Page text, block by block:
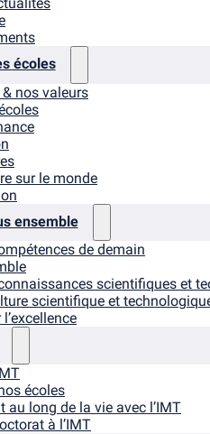
écoles
nos valeurs
sur le monde
ensemble
de demain
scientifiques et
scientifique et
écoles
au long de la vie avec l’IMT
à l’IMT